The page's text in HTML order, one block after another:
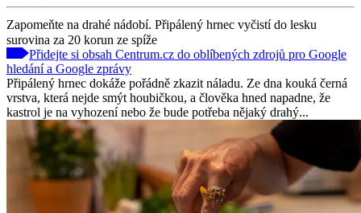
Zapomeňte na drahé nádobí. Připálený hrnec vyčistí do lesku
surovina za 20 korun ze spíže
Přidejte si obsah Centrum.cz do oblíbených zdrojů pro Google
hledání a Google zprávy
Připálený hrnec dokáže pořádně zkazit náladu. Ze dna kouká černá
vrstva, která nejde smýt houbičkou, a člověka hned napadne, že
kastrol je na vyhození nebo že bude potřeba nějaký drahý...